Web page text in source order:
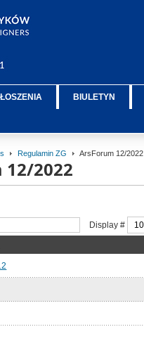
BIULETYN
Regulamin ZG ArsForum 12/2022
2022
Display #